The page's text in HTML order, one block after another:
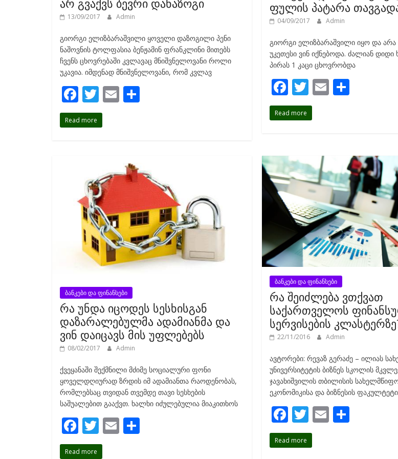
არ გვაქვს ბევრი დანაზოგი
13/09/2017 Admin
გიორგი ელიზბარაშვილი ყოველი დაზოგილი პენი
ნაშოვნის ტოლფასია ბენჟამინ ფრანკლინი მითებს
ჩვენს ცხოვრებაში კვლავაც მნიშვნელოვანი როლი
უკავია. იმდენად მნიშვნელოვანი, რომ კვლავ
F
ac
e
o
k
T
w
itt
E
Read more
ფულის პატარა
04/09/2017 Admin
გიორგი ელიზბარაშვილი იყო და
უკეთესი ვინ იქნებოდა. ძალიან დიდი
პირას 1 კაცი ცხოვრობდა
F
ac
e
o
o
k
T
w
itt
E
Read more
ბანკები და ფინანსები
რა უნდა იცოდეს სესხისგან
დაზარალებულმა ადამიანმა და
ვინ დაიცავს მის უფლებებს
08/02/2017 Admin
ქვეყანაში შექმნილი მძიმე სოციალური ფონი
ყოველდღიურად ზრდის იმ ადამიანთა რაოდენობას,
რომლებსაც თვიდან თვემდე თავი სესხების
საშუალებით გააქვთ. ხალხი იძულებულია მიაკითხოს
F
ac
T
w
E
m
Read more
ბანკები და ფინანსები
რა შეიძლება ვთქვათ
საქართველოს
სერვისების
22/11/2016 Admin
ავტორები: რევაზ გერაძე – ილიას
უნივერსიტეტის ბიზნეს სკოლის
ჯავახიშვილის თბილისის
ეკონომიკისა და ბიზნესის
F
ac
e
T
w
itt
E
Read more